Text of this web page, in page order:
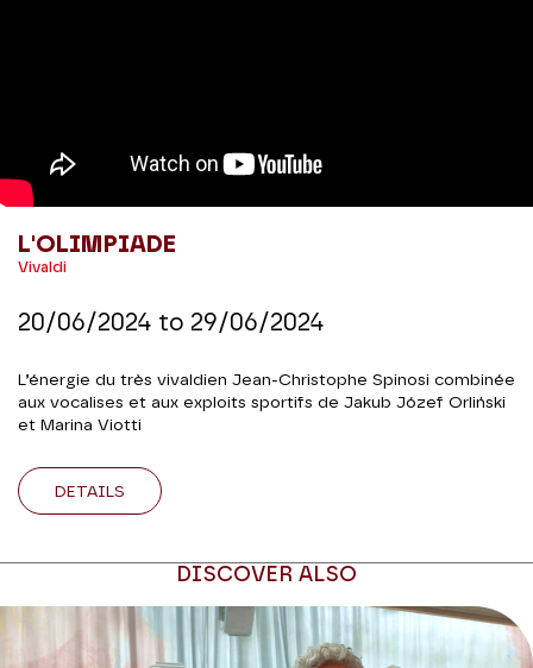
L'OLIMPIADE
Vivaldi
20/06/2024 to 29/06/2024
L’énergie du très vivaldien Jean-Christophe Spinosi combinée
aux vocalises et aux exploits sportifs de Jakub Józef Orliński
et Marina Viotti
DETAILS
DISCOVER ALSO